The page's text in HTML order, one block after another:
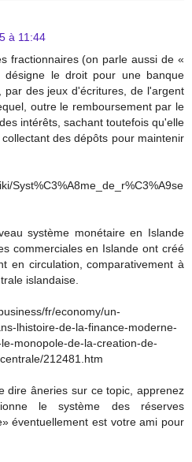
à 11:44
fractionnaires (on parle aussi de «
désigne le droit pour une banque
par des jeux d'écritures, de l'argent
outre le remboursement par le
intérêts, sachant toutefois qu'elle
des dépôts pour maintenir
Syst%C3%A8me_de_r%C3%A9se
système monétaire en Islande
commerciales en Islande ont créé
en circulation, comparativement à
islandaise.
fr/economy/un-
lhistoire-de-la-finance-moderne-
monopole-de-la-creation-de-
212481.htm
dire âneries sur ce topic, apprenez
le système des réserves
éventuellement est votre ami pour